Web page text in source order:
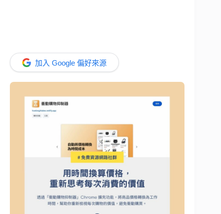
加入 Google 偏好來源